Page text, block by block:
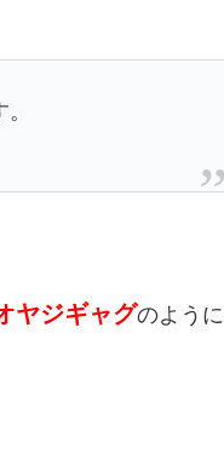
ヤジギャグのように